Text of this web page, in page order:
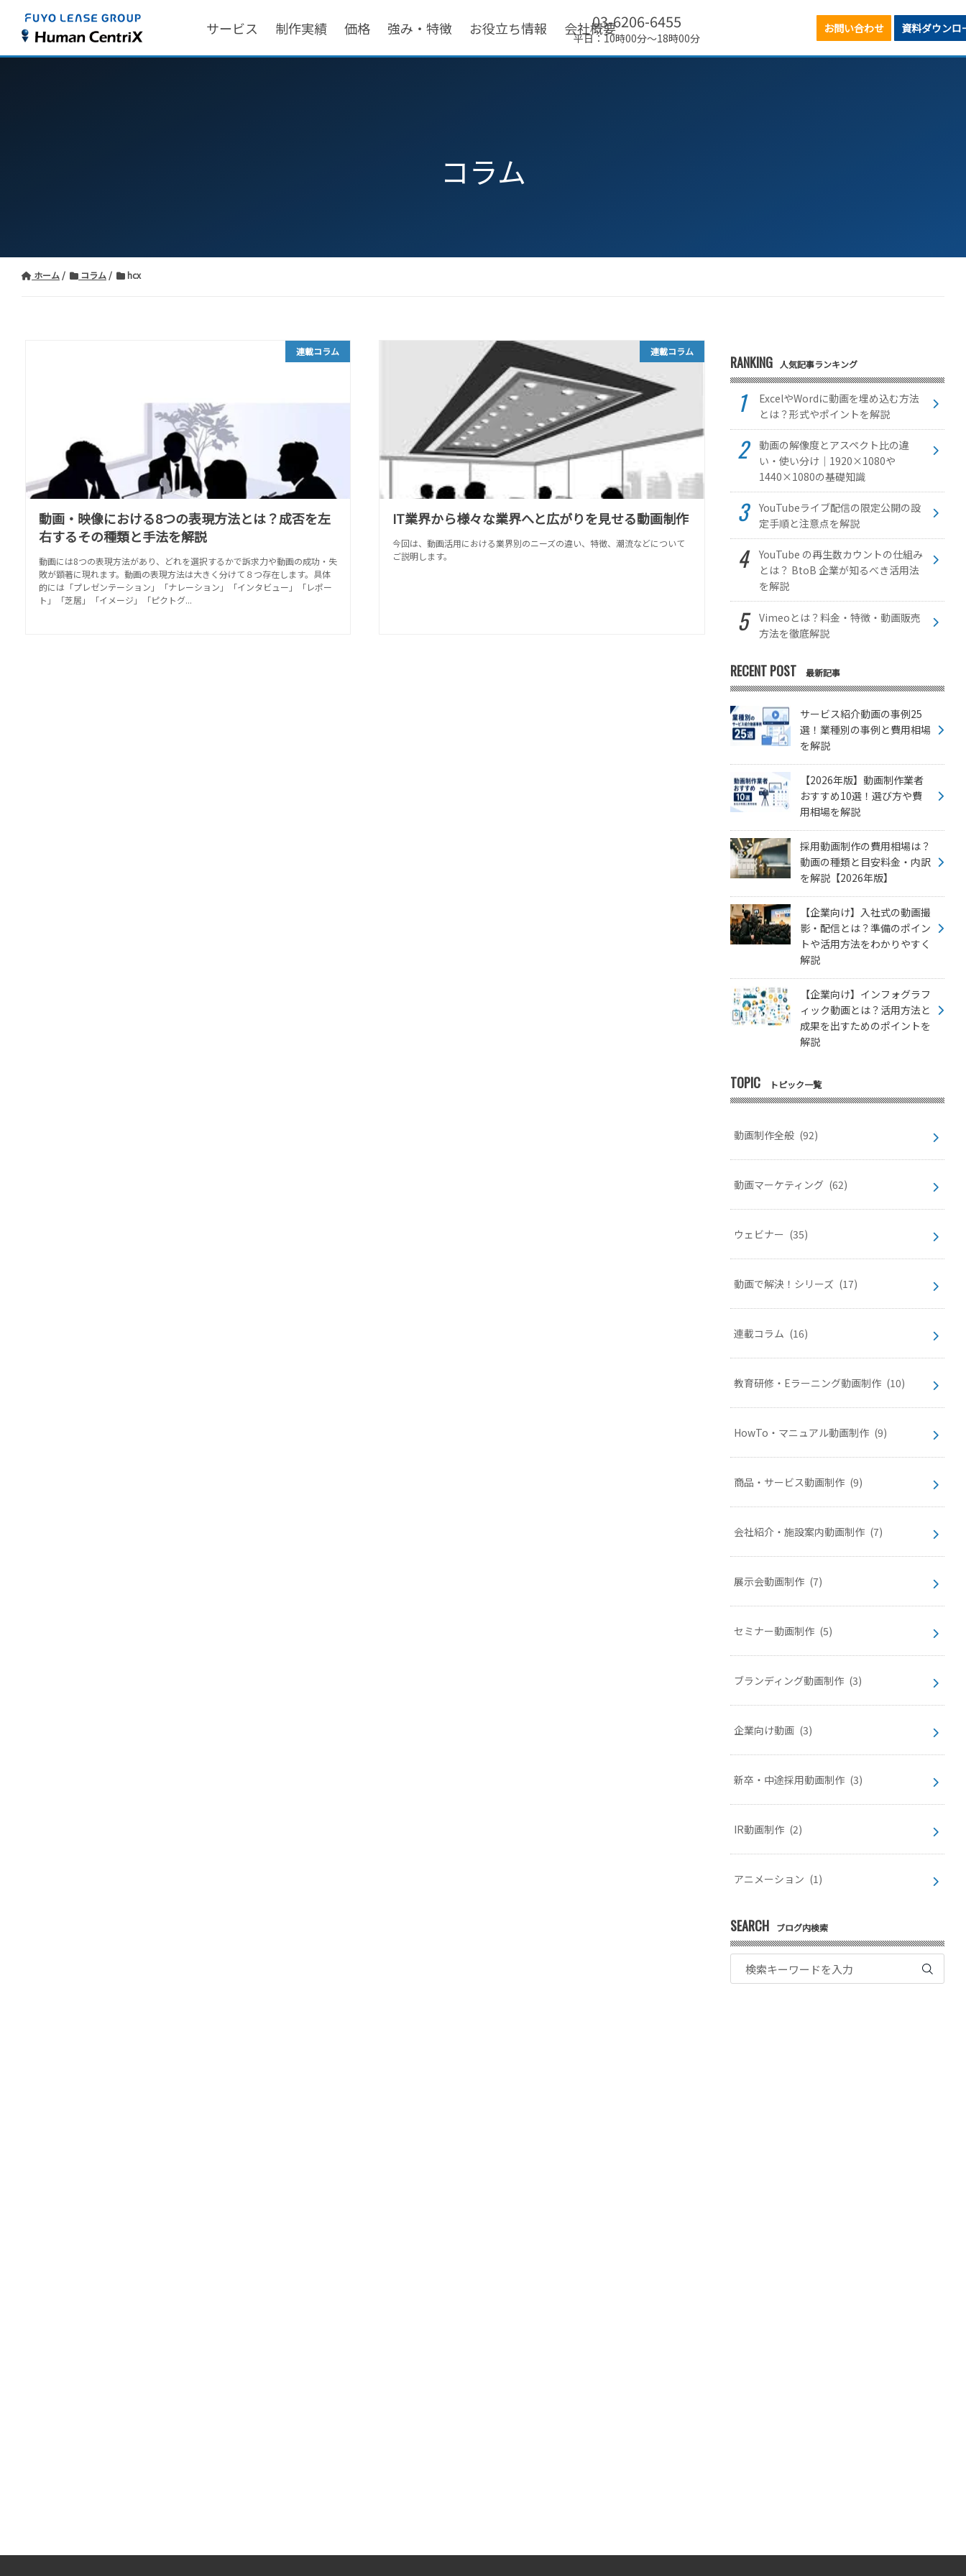
サービス 制作実績 価格 強み・特徴 お役立ち情報 会社概要03-6206-6455
平日：10時00分～18時00分
お問い合わせ 資料ダウンロ
コラム
ホーム コラム hcx
連載コラム
動画・映像における8つの表現方法とは？成否を左
右するその種類と手法を解説
動画には8つの表現方法があり、どれを選択するかで訴求力や動画の成功・失
敗が顕著に現れます。動画の表現方法は大きく分けて８つ存在します。具体
的には「プレゼンテーション」「ナレーション」「インタビュー」「レポー
ト」「芝居」「イメージ」「ピクトグ...
連載コラム
IT業界から様々な業界へと広がりを見せる動画制作
今回は、動画活用における業界別のニーズの違い、特徴、潮流などについて
ご説明します。
RANKING 人気記事ランキング
ExcelやWordに動画を埋め込む方法
とは？形式やポイントを解説
動画の解像度とアスペクト比の違
い・使い分け｜1920×1080や
1440×1080の基礎知識
YouTubeライブ配信の限定公開の設
定手順と注意点を解説
YouTube の再生数カウントの仕組み
とは？ BtoB 企業が知るべき活用法
を解説
Vimeoとは？料金・特徴・動画販売
方法を徹底解説
RECENT POST 最新記事
サービス紹介動画の事例25
選！業種別の事例と費用相場
を解説
【2026年版】動画制作業者
おすすめ10選！選び方や費
用相場を解説
採用動画制作の費用相場は？
動画の種類と目安料金・内訳
を解説【2026年版】
【企業向け】入社式の動画撮
影・配信とは？準備のポイン
トや活用方法をわかりやすく
解説
【企業向け】インフォグラフ
ィック動画とは？活用方法と
成果を出すためのポイントを
解説
TOPIC トピック一覧
動画制作全般 (92)
動画マーケティング (62)
ウェビナー (35)
動画で解決！シリーズ (17)
連載コラム (16)
教育研修・Eラーニング動画制作 (10)
HowTo・マニュアル動画制作 (9)
商品・サービス動画制作 (9)
会社紹介・施設案内動画制作 (7)
展示会動画制作 (7)
セミナー動画制作 (5)
ブランディング動画制作 (3)
企業向け動画 (3)
新卒・中途採用動画制作 (3)
IR動画制作 (2)
アニメーション (1)
SEARCH ブログ内検索